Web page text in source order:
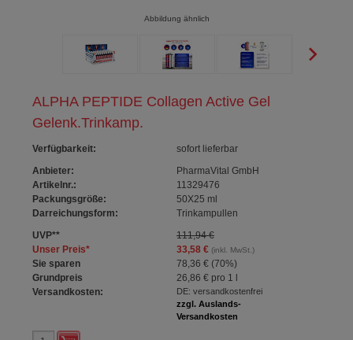
ALPHA PEPTIDE Collagen Active Gel
Gelenk.Trinkamp.
Verfügbarkeit:
sofort lieferbar
Anbieter:
PharmaVital GmbH
Artikelnr.:
11329476
Packungsgröße:
50X25 ml
Darreichungsform:
Trinkampullen
UVP**
111,94 €
Unser Preis* 33,58 €(inkl. MwSt.)
Sie sparen 78,36 € (70%)
Grundpreis
26,86 €pro 1 l
Versandkosten:
DE: versandkostenfrei
zzgl. Auslands-
Versandkosten
Abbildung ähnlich